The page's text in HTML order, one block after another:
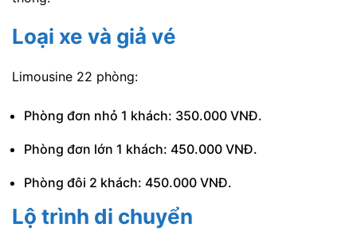
Loại xe và giả vé
Limousine 22 phòng:
Phòng đơn nhỏ 1 khách: 350.000 VNĐ.
Phòng đơn lớn 1 khách: 450.000 VNĐ.
Phòng đôi 2 khách: 450.000 VNĐ.
Lộ trình di chuyển